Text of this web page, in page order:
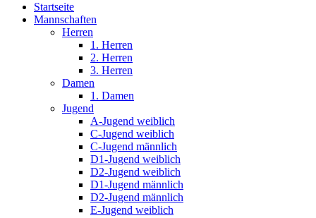
Startseite
Mannschaften
Herren
1. Herren
2. Herren
3. Herren
Damen
1. Damen
Jugend
A-Jugend weiblich
C-Jugend weiblich
C-Jugend männlich
D1-Jugend weiblich
D2-Jugend weiblich
D1-Jugend männlich
D2-Jugend männlich
E-Jugend weiblich